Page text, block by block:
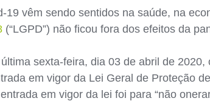
19 vêm sendo sentidos na saúde, na
(“LGPD”) não ficou fora dos efeitos da
sexta-feira, dia 03 de abril de 2020,
em vigor da Lei Geral de Proteção
em vigor da lei foi para “não